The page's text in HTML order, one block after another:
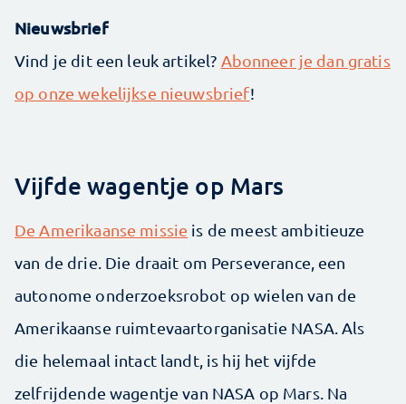
Nieuwsbrief
Vind je dit een leuk artikel? Abonneer je dan gratis
op onze wekelijkse nieuwsbrief!
Vijfde wagentje op Mars
De Amerikaanse missie is de meest ambitieuze
van de drie. Die draait om Perseverance, een
autonome onderzoeksrobot op wielen van de
Amerikaanse ruimtevaartorganisatie NASA. Als
die helemaal intact landt, is hij het vijfde
zelfrijdende wagentje van NASA op Mars. Na